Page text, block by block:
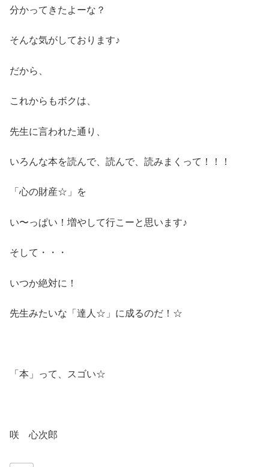
分かってきたよーな？
そんな気がしております♪
だから、
これからもボクは、
先生に言われた通り、
いろんな本を読んで、読んで、読みまくって！！！
「心の財産☆」を
い〜っぱい！増やして行こーと思います♪
そして・・・
いつか絶対に！
先生みたいな「達人☆」に成るのだ！☆
「本」って、スゴい☆
咲 心次郎